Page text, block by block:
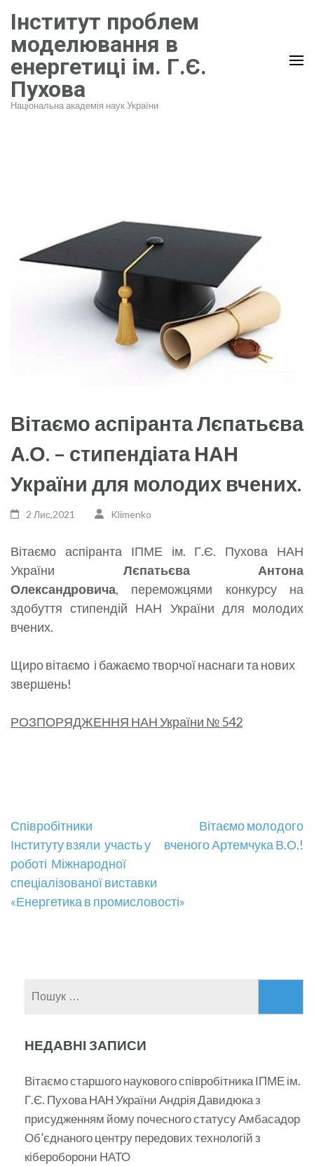
до
вмісту
(натисніть
Enter)
Інститут проблем
моделювання в
енергетиці ім. Г.Є.
Пухова
Національна академія наук України
Вітаємо аспіранта Лєпатьєва
А.О. – стипендіата НАН
України для молодих вчених.
2 Лис,2021 Klimenko
Вітаємо аспіранта ІПМЕ ім. Г.Є. Пухова НАН
України Лєпатьєва Антона
Олександровича, переможцями конкурсу на
здобуття стипендій НАН України для молодих
вчених.
Щиро вітаємо і бажаємо творчої наснаги та нових
звершень!
РОЗПОРЯДЖЕННЯ НАН України № 542
Навігація
записів
Співробітники
Інституту взяли участь у
роботі Міжнародної
спеціалізованої виставки
«Енергетика в промисловості»
Вітаємо молодого
вченого Артемчука В.О.!
НЕДАВНІ ЗАПИСИ
Вітаємо старшого наукового співробітника ІПМЕ ім.
Г.Є. Пухова НАН України Андрія Давидюка з
присудженням йому почесного статусу Амбасадор
Об’єднаного центру передових технологій з
кібероборони НАТО